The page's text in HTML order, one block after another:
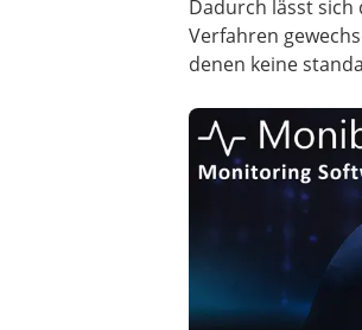
Dadurch lässt sich
Verfahren
denen keine